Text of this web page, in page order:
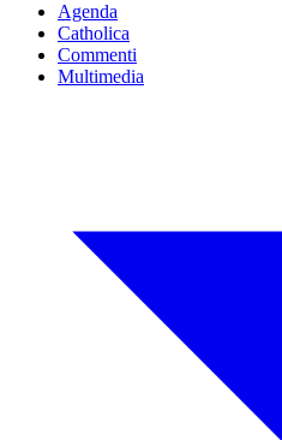
Agenda
Catholica
Commenti
Multimedia